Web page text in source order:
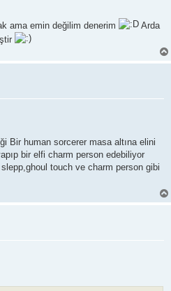
ama emin değilim denerim
Arda
Bir human sorcerer masa altına elini
bir elfi charm person edebiliyor
touch ve charm person gibi